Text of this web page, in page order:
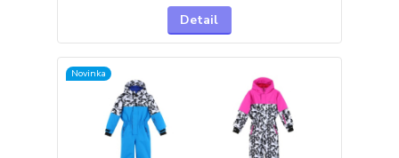
Detail
Novinka